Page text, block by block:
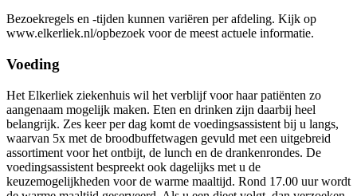
Bezoekregels en -tijden kunnen variëren per afdeling. Kijk op
www.elkerliek.nl/opbezoek voor de meest actuele informatie.
Voeding
Het Elkerliek ziekenhuis wil het verblijf voor haar patiënten zo
aangenaam mogelijk maken. Eten en drinken zijn daarbij heel
belangrijk. Zes keer per dag komt de voedingsassistent bij u langs,
waarvan 5x met de broodbuffetwagen gevuld met een uitgebreid
assortiment voor het ontbijt, de lunch en de drankenrondes. De
voedingsassistent bespreekt ook dagelijks met u de
keuzemogelijkheden voor de warme maaltijd. Rond 17.00 uur wordt